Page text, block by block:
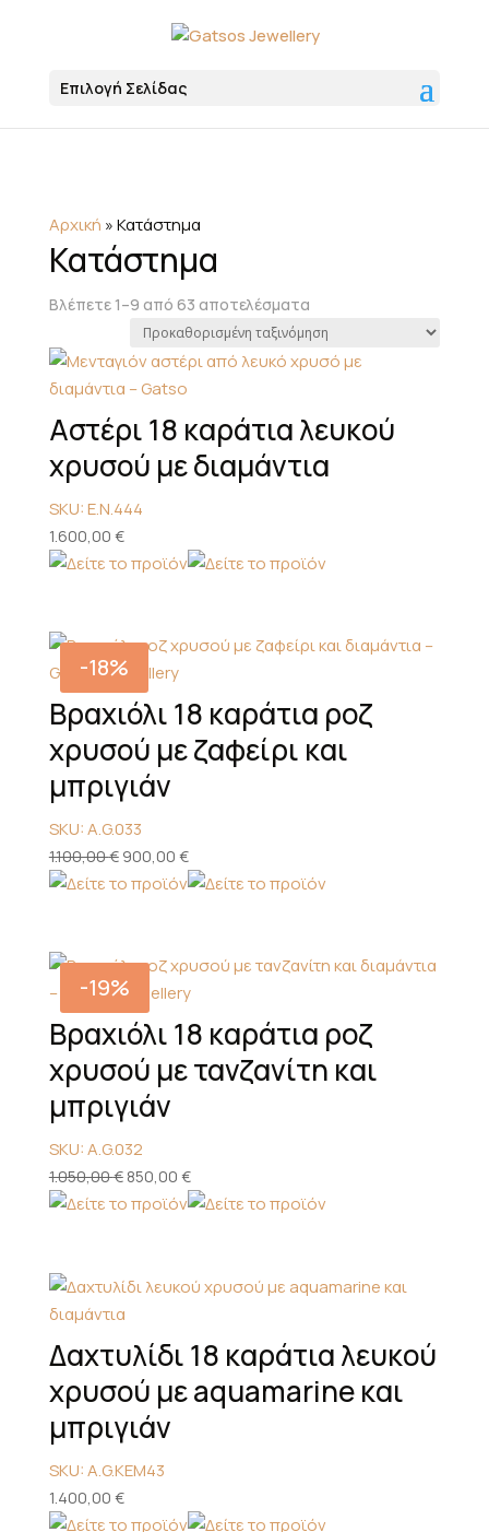
Επιλογή Σελίδας
Αρχική »Κατάστημα
Κατάστημα
Βλέπετε 1–9 από 63 αποτελέσματα
Αστέρι 18 καράτια λευκού
χρυσού με διαμάντια
SKU: E.N.444
1.600,00 €
-18%
Βραχιόλι 18 καράτια ροζ
χρυσού με ζαφείρι και
μπριγιάν
SKU: A.G.033
1.100,00€ Original
price
900,00 €Η
τρέχουσα
900,00 €.
-19%
Βραχιόλι 18 καράτια ροζ
χρυσού με τανζανίτη και
μπριγιάν
SKU: A.G.032
1.050,00€ Original
price
850,00 €Η
τρέχουσα
Δαχτυλίδι 18 καράτια λευκού
χρυσού με aquamarine και
μπριγιάν
SKU: A.G.KEM43
1.400,00 €